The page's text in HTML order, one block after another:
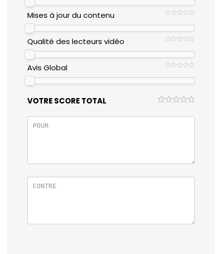
Mises à jour du contenu
Qualité des lecteurs vidéo
Avis Global
VOTRE SCORE TOTAL